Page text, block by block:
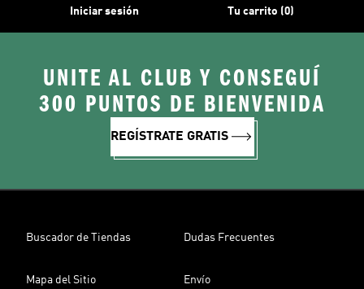
Iniciar sesión Tu carrito (0)
UNITE AL CLUB Y CONSEGUÍ
300 PUNTOS DE BIENVENIDA
REGÍSTRATE GRATIS
Buscador de Tiendas Dudas Frecuentes
Mapa del Sitio Envío